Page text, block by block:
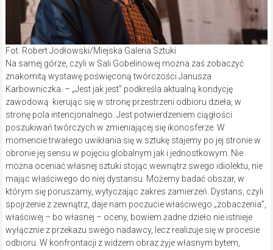
Fot. Robert Jodłowski/Miejska Galeria Sztuki
Na samej górze, czyli w Sali Gobelinowej można zaś zobaczyć
znakomitą wystawę poświęconą twórczości Janusza
Karbowniczka. – „Jest jak jest” podkreśla aktualną kondycję
zawodową kierując się w stronę przestrzeni odbioru dzieła, w
stronę pola intencjonalnego. Jest potwierdzeniem ciągłości
poszukiwań twórczych w zmieniającej się ikonosferze. W
momencie trwałego uwikłania się w sztukę stajemy po jej stronie w
obronie jej sensu w pojęciu globalnym jak i jednostkowym. Nie
można oceniać własnej sztuki stojąc wewnątrz swego idiolektu, nie
mając właściwego do niej dystansu. Możemy badać obszar, w
którym się poruszamy, wytyczając zakres zamierzeń. Dystans, czyli
spojrzenie z zewnątrz, daje nam poczucie właściwego „zobaczenia”,
właściwej – bo własnej – oceny, bowiem żadne dzieło nie istnieje
wyłącznie z przekazu swego nadawcy, lecz realizuje się w procesie
odbioru. W konfrontacji z widzem obraz żyje własnym bytem,